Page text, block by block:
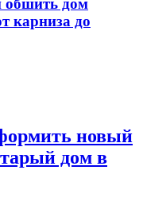
обшить дом
карниза до
новый
дом в